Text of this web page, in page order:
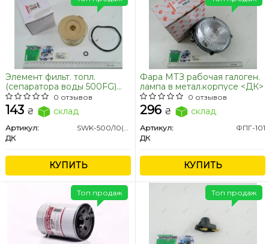
Элемент фильт. топл.
(сепаратора воды 500FG)
DAF, MAN, KAMAZ <ДК>
0 отзывов
143 ₴ склад
Артикул:
SWK-500/10(FG)
ДК
КУПИТЬ
Фара МТЗ рабочая галоген.
лампа в метал.корпусе <ДК>
0 отзывов
296 ₴ склад
Артикул:
ФПГ-101
ДК
КУПИТЬ
Топ продаж Топ продаж